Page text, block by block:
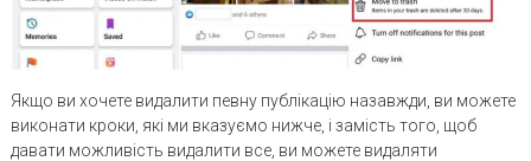
Якщо ви хочете видалити певну публікацію назавжди, ви можете
виконати кроки, які ми вказуємо нижче, і замість того, щоб
давати можливість видалити все, ви можете видаляти